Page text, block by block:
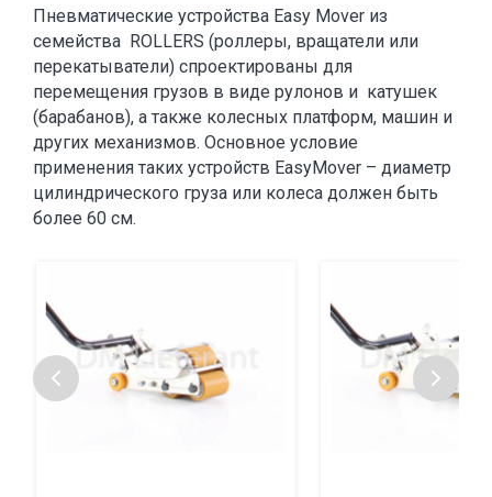
Пневматические устройства Easy Mover из
семейства ROLLERS (роллеры, вращатели или
перекатыватели) спроектированы для
перемещения грузов в виде рулонов и катушек
(барабанов), а также колесных платформ, машин и
других механизмов. Основное условие
применения таких устройств EasyMover – диаметр
цилиндрического груза или колеса должен быть
более 60 см.